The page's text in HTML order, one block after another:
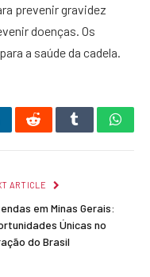
prevenir gravidez
doenças. Os
a saúde da cadela.
RedditTumblr
ARTICLE
em Minas Gerais:
Únicas no
do Brasil